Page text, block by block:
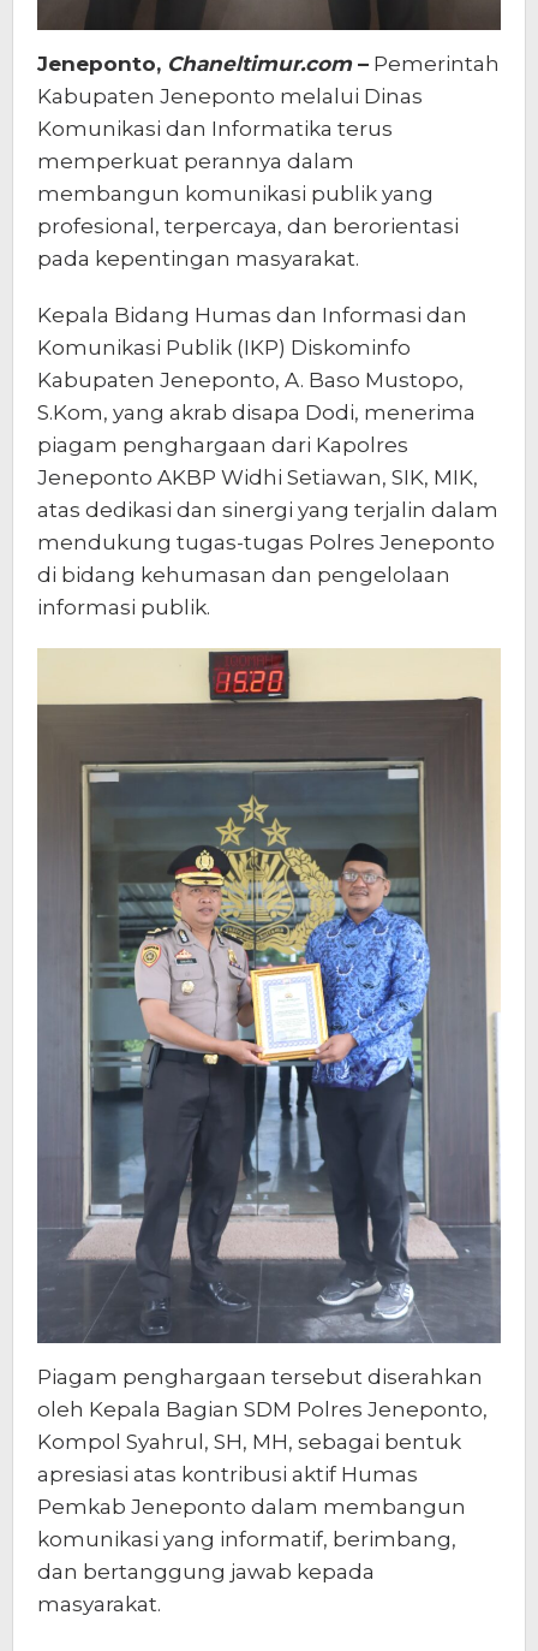
Jeneponto, Chaneltimur.com– Pemerintah
Kabupaten Jeneponto melalui Dinas
Komunikasi dan Informatika terus
memperkuat perannya dalam
membangun komunikasi publik yang
profesional, terpercaya, dan berorientasi
pada kepentingan masyarakat.
Kepala Bidang Humas dan Informasi dan
Komunikasi Publik (IKP) Diskominfo
Kabupaten Jeneponto, A. Baso Mustopo,
S.Kom, yang akrab disapa Dodi, menerima
piagam penghargaan dari Kapolres
Jeneponto AKBP Widhi Setiawan, SIK, MIK,
atas dedikasi dan sinergi yang terjalin dalam
mendukung tugas-tugas Polres Jeneponto
di bidang kehumasan dan pengelolaan
informasi publik.
Piagam penghargaan tersebut diserahkan
oleh Kepala Bagian SDM Polres Jeneponto,
Kompol Syahrul, SH, MH, sebagai bentuk
apresiasi atas kontribusi aktif Humas
Pemkab Jeneponto dalam membangun
komunikasi yang informatif, berimbang,
dan bertanggung jawab kepada
masyarakat.